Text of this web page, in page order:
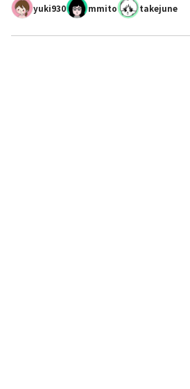
yuki930 mmito takejune